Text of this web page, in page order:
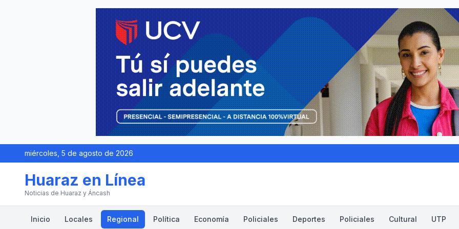
miércoles, 5 de agosto de 2026
Huaraz en Línea
Noticias de Huaraz y Áncash
Inicio Locales Regional Política Economía Policiales Deportes Policiales Cultural UTP